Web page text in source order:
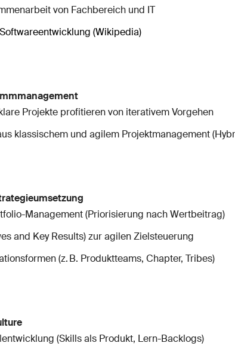
von Fachbereich und IT
(Wikipedia)
Projekte profitieren von iterativem Vorgehen
klassischem und agilem Projektmanagement
Management (Priorisierung nach Wertbeitrag)
and Key Results) zur agilen Zielsteuerung
(z. B. Produktteams, Chapter, Tribes)
(Skills als Produkt, Lern-Backlogs)